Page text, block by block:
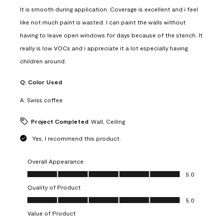
It is smooth during application. Coverage is excellent and i feel
like not much paint is wasted. I can paint the walls without
having to leave open windows for days because of the stench. It
really is low VOCs and i appreciate it a lot especially having
children around.
Q: Color Used
A: Swiss coffee
Project Completed Wall, Ceiling
Yes, I recommend this product.
Overall Appearance
Overall Appearance, 5.0 out of 5
5.0
Quality of Product
Quality of Product, 5.0 out of 5
5.0
Value of Product